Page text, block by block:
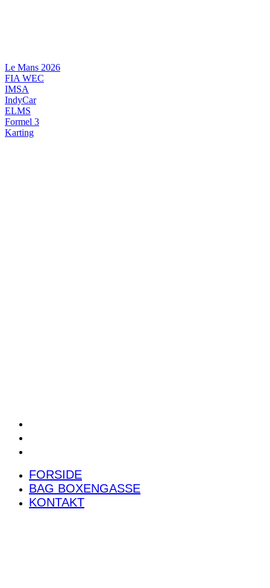
Le Mans 2026
FIA WEC
IMSA
IndyCar
ELMS
Formel 3
Karting
FORSIDE
BAG BOXENGASSE
KONTAKT